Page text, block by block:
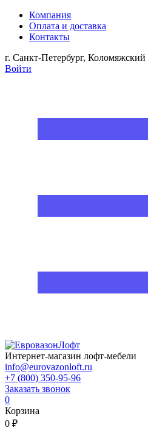
Компания
Оплата и доставка
Контакты
г. Санкт-Петербург, Коломяжский
Войти
Интернет-магазин лофт-мебели
info@eurovazonloft.ru
+7 (800) 350-95-96
Заказать звонок
0
Корзина
0 ₽